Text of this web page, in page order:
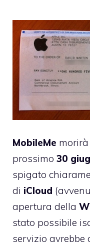
MobileMe
prossimo 30
spigato
di iCloud
apertura della
stato possibile
servizio avrebbe